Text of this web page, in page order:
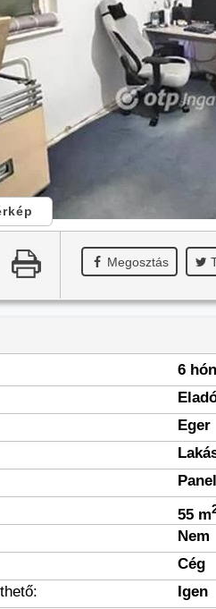
Megosztás
6
Eger
Panel
55 m
Nem
Cég
Igen